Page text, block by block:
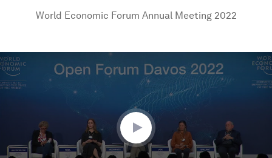
World Economic Forum Annual Meeting 2022
0
seconds
of
1
seconds